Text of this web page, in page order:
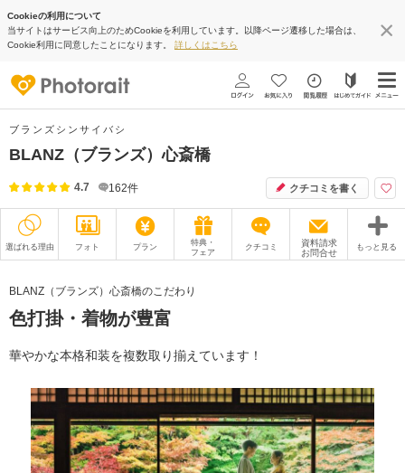
Cookieの利用について
当サイトはサービス向上のためCookieを利用しています。以降ページ遷移した場合は、
Cookie利用に同意したことになります。 詳しくはこちら
ブランズシンサイバシ
BLANZ（ブランズ）心斎橋
4.7 162件 クチコミを書く
選ばれる理由 フォト プラン
特典・
フェア
クチコミ
資料請求
お問合せ
もっと見る
衣装
オプション ブログ
アクセス/TEL スタジオトップ
こだわりポイント
BLANZ（ブランズ）心斎橋のこだわり
色打掛・着物が豊富
華やかな本格和装を複数取り揃えています！